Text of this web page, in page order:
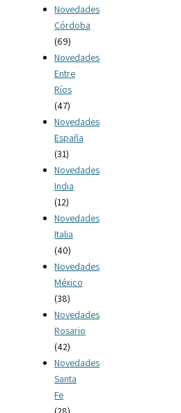
Novedades
Córdoba
(69)
Novedades
Entre
Ríos
(47)
Novedades
España
(31)
Novedades
India
(12)
Novedades
Italia
(40)
Novedades
México
(38)
Novedades
Rosario
(42)
Novedades
Santa
Fe